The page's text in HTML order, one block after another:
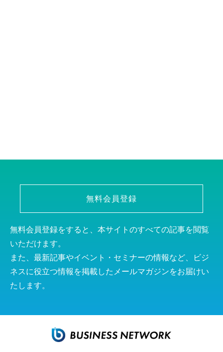
無料会員登録
無料会員登録をすると、本サイトのすべての記事を閲覧
いただけます。
また、最新記事やイベント・セミナーの情報など、ビジ
ネスに役立つ情報を掲載したメールマガジンをお届けい
たします。